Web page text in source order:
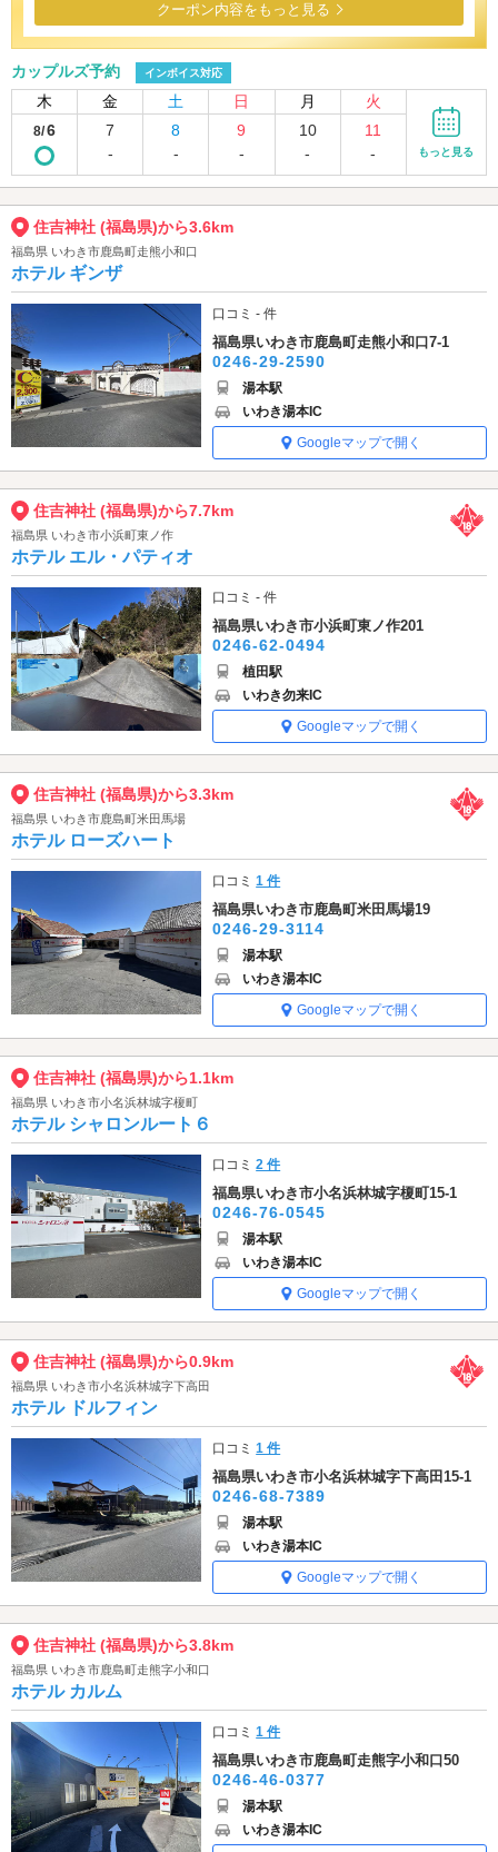
クーポン内容をもっと見る
カップルズ予約 インボイス対応
木 金 土 日 月 火
8/6
7
-
8
-
9
-
10
-
11
-
もっと見る
住吉神社 (福島県)から3.6km
福島県 いわき市鹿島町走熊小和口
ホテル ギンザ
口コミ - 件
福島県いわき市鹿島町走熊小和口7-1
0246-29-2590
湯本駅
いわき湯本IC
Googleマップで開く
住吉神社 (福島県)から7.7km
福島県 いわき市小浜町東ノ作
ホテル エル・パティオ
口コミ - 件
福島県いわき市小浜町東ノ作201
0246-62-0494
植田駅
いわき勿来IC
Googleマップで開く
住吉神社 (福島県)から3.3km
福島県 いわき市鹿島町米田馬場
ホテル ローズハート
口コミ1 件
福島県いわき市鹿島町米田馬場19
0246-29-3114
湯本駅
いわき湯本IC
Googleマップで開く
住吉神社 (福島県)から1.1km
福島県 いわき市小名浜林城字榎町
ホテル シャロンルート６
口コミ2 件
福島県いわき市小名浜林城字榎町15-1
0246-76-0545
湯本駅
いわき湯本IC
Googleマップで開く
住吉神社 (福島県)から0.9km
福島県 いわき市小名浜林城字下高田
ホテル ドルフィン
口コミ1 件
福島県いわき市小名浜林城字下高田15-1
0246-68-7389
湯本駅
いわき湯本IC
Googleマップで開く
住吉神社 (福島県)から3.8km
福島県 いわき市鹿島町走熊字小和口
ホテル カルム
口コミ1 件
福島県いわき市鹿島町走熊字小和口50
0246-46-0377
湯本駅
いわき湯本IC